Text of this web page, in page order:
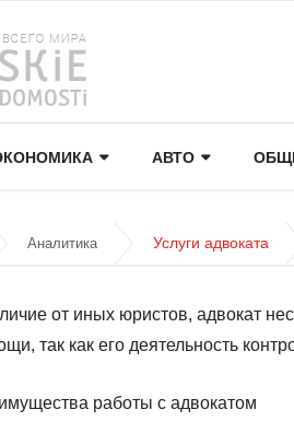
АВТО
Аналитика Услуги адвоката
от иных юристов, адвокат
так как его деятельность
работы с адвокатом